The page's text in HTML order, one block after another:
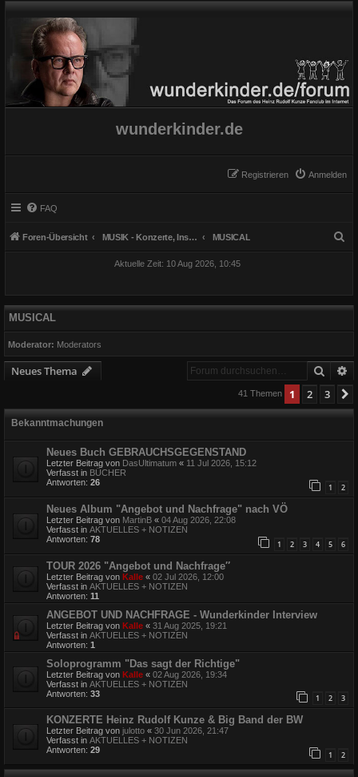
wunderkinder.de
Anmelden
Registrieren
FAQ
Foren-Übersicht MUSIK - Konzerte, Instrumente und Gesang MUSICAL
Aktuelle Zeit: 10 Aug 2026, 10:45
MUSICAL
Moderator: Moderators
Neues Thema Suche
41 Themen 1 2 3
Bekanntmachungen
Neues Buch GEBRAUCHSGEGENSTAND
Letzter Beitrag von DasUltimatum « 11 Jul 2026, 15:12
Verfasst in BÜCHER
Antworten: 26 1 2
Neues Album "Angebot und Nachfrage" nach VÖ
Letzter Beitrag von MartinB « 04 Aug 2026, 22:08
Verfasst in AKTUELLES + NOTIZEN
Antworten: 78 1 2 3 4 5 6
TOUR 2026 "Angebot und Nachfrage″
Letzter Beitrag von Kalle « 02 Jul 2026, 12:00
Verfasst in AKTUELLES + NOTIZEN
Antworten: 11
ANGEBOT UND NACHFRAGE - Wunderkinder Interview
Letzter Beitrag von Kalle « 31 Aug 2025, 19:21
Verfasst in AKTUELLES + NOTIZEN
Antworten: 1
Soloprogramm "Das sagt der Richtige"
Letzter Beitrag von Kalle « 02 Aug 2026, 19:34
Verfasst in AKTUELLES + NOTIZEN
Antworten: 33 1 2 3
KONZERTE Heinz Rudolf Kunze & Big Band der BW
Letzter Beitrag von julotto « 30 Jun 2026, 21:47
Verfasst in AKTUELLES + NOTIZEN
Antworten: 29 1 2